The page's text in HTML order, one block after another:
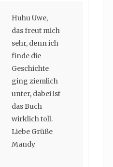
Huhu Uwe,
das freut mich
sehr, denn ich
finde die
Geschichte
ging ziemlich
unter, dabei ist
das Buch
wirklich toll.
Liebe Grüße
Mandy